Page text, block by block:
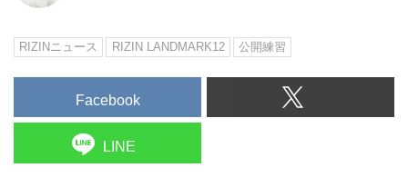
RIZINニュース RIZIN LANDMARK12 公開練習
Facebook
LINE